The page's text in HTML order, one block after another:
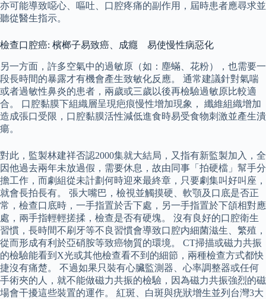
亦可能導致噁心、嘔吐、口腔疼痛的副作用，屆時患者應尋求並
聽從醫生指示。
檢查口腔癌: 檳榔子易致癌、成癮 易使慢性病惡化
另一方面，許多空氣中的過敏原（如：塵蟎、花粉），也需要一
段長時間的暴露才有機會產生致敏化反應。 通常建議針對氣喘
或者過敏性鼻炎的患者，兩歲或三歲以後再檢驗過敏原比較適
合。 口腔黏膜下組織層呈現疤痕慢性增加現象， 纖維組織增加
造成張口受限，口腔黏膜活性減低進食時易受食物刺激並產生潰
瘍。
對此，監製林建祥否認2000集就大結局，又指有新監製加入，全
因他過去兩年未放過假，需要休息，故由同事「拍硬檔」幫手分
擔工作，而劇組從未計劃何時迎來最終章，只要劇集叫好叫座，
就會長拍長有。 張大嘴巴，檢視並觸摸硬、軟顎及口底是否正
常，檢查口底時，一手指置於舌下處，另一手指置於下頜相對應
處，兩手指輕輕搓揉，檢查是否有硬塊。 沒有良好的口腔衛生
習慣，長時間不刷牙等不良習慣會導致口腔内細菌滋生、繁殖，
從而形成有利於亞硝胺等致癌物質的環境。 CT掃描或磁力共振
的檢驗能看到X光或其他檢查看不到的細節，兩種檢查方式都快
捷沒有痛楚。 不過如果只裝有心臟監測器、心率調整器或任何
手術夾的人，就不能做磁力共振的檢驗，因為磁力共振強烈的磁
場會干擾這些裝置的運作。 紅斑、白斑與疣狀增生並列台灣3大